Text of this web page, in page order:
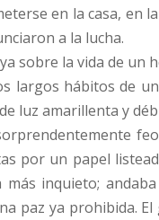
en la casa, en
a la lucha.
sobre la vida de un
largos hábitos de
luz amarillenta y
por un papel
inquieto;
paz ya prohibida.